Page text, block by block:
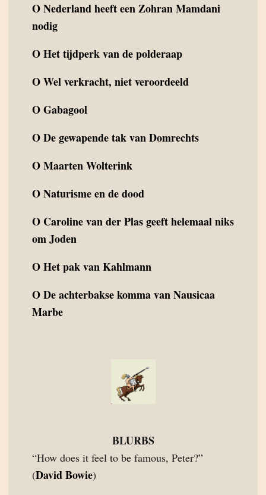
ONederland heeft een Zohran Mamdani
nodig
OHet tijdperk van de polderaap
OWel verkracht, niet veroordeeld
OGabagool
ODe gewapende tak van Domrechts
OMaarten Wolterink
ONaturisme en de dood
O Caroline van der Plas geeft helemaal niks
om Joden
OHet pak van Kahlmann
ODe achterbakse komma van Nausicaa
Marbe
BLURBS
“How does it feel to be famous, Peter?”
(David Bowie)